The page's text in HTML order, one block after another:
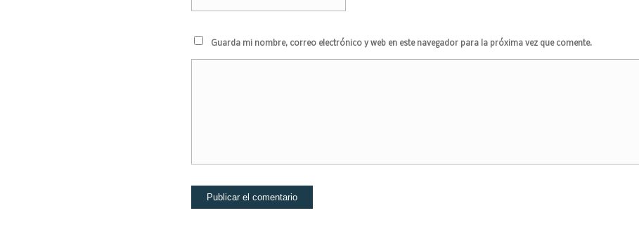
Guarda mi nombre, correo electrónico y web en este navegador para la próxima vez que comente.